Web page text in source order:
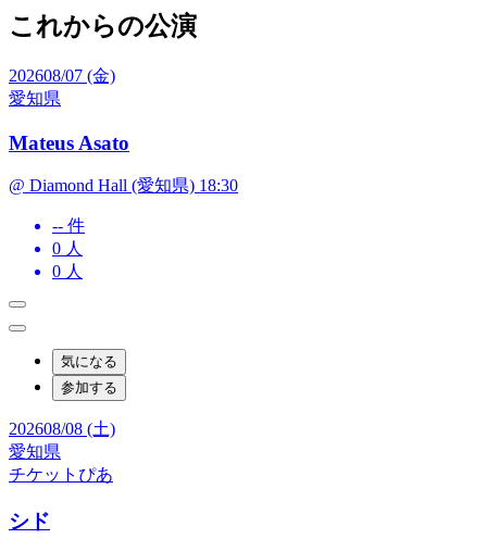
これからの公演
202608/07 (金)
愛知県
Mateus Asato
@ Diamond Hall (愛知県) 18:30
-- 件
0 人
0 人
気になる
参加する
202608/08 (土)
愛知県
チケットぴあ
シド